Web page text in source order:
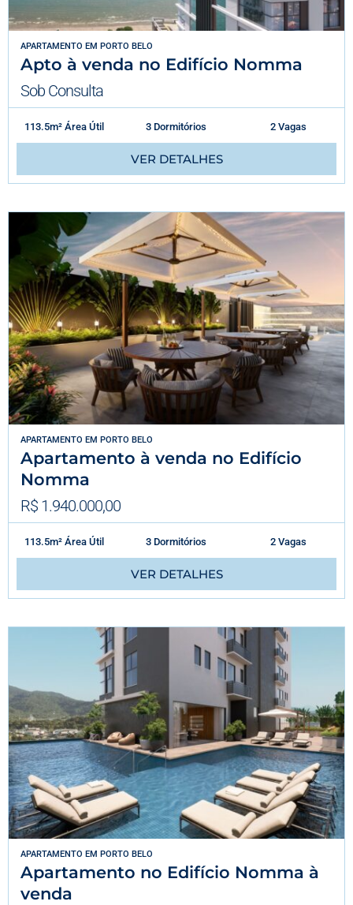
APARTAMENTO EM PORTO BELO
Apto à venda no Edifício Nomma
Sob Consulta
113.5m² Área Útil 3 Dormitórios 2 Vagas
VER DETALHES
APARTAMENTO EM PORTO BELO
Apartamento à venda no Edifício
Nomma
R$ 1.940.000,00
113.5m² Área Útil 3 Dormitórios 2 Vagas
VER DETALHES
APARTAMENTO EM PORTO BELO
Apartamento no Edifício Nomma à
venda